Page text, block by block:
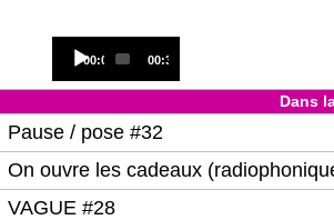
Player
Current
00:00
Total
00:33
Dans
Pause / pose #32
On ouvre les cadeaux
VAGUE #28